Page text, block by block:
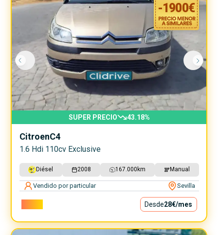
-1900€
SUPER PRECIO 43.18%
CitroenC4
1.6 Hdi 110cv Exclusive
Diésel 2008 167.000 km Manual
Vendido por particular Sevilla
Desde28€/mes